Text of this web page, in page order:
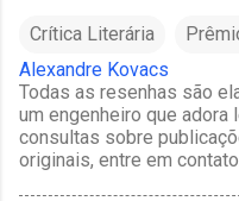
Crítica Literária
Alexandre Kovacs
Todas as resenhas são
um engenheiro que adora
consultas sobre
originais, entre em